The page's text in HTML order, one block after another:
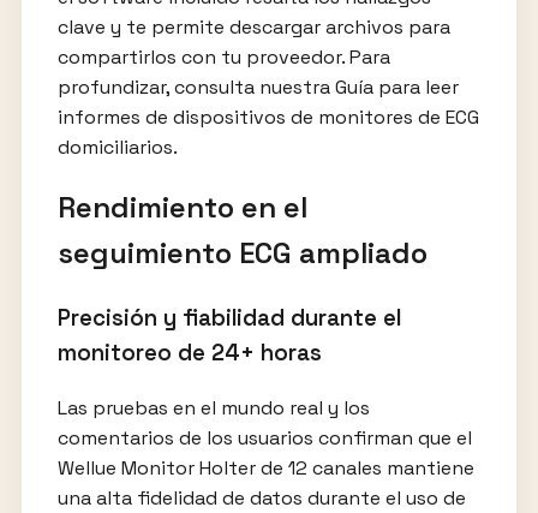
clave y te permite descargar archivos para
compartirlos con tu proveedor. Para
profundizar, consulta nuestra Guía para leer
informes de dispositivos de monitores de ECG
domiciliarios.
Rendimiento en el
seguimiento ECG ampliado
Precisión y fiabilidad durante el
monitoreo de 24+ horas
Las pruebas en el mundo real y los
comentarios de los usuarios confirman que el
Wellue Monitor Holter de 12 canales mantiene
una alta fidelidad de datos durante el uso de